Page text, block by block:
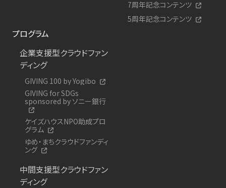
7周年記念コンテンツ
5周年記念コンテンツ
プログラム
企業支援型クラウドファン
ディング
GIVING 100 by Yogibo
GIVING for SDGs
sponsored by ソニー銀行
ケイズハウスNPO助成プロ
グラム
ゆめ・まちクラウドファンディ
ング
中間支援型クラウドファン
ディング